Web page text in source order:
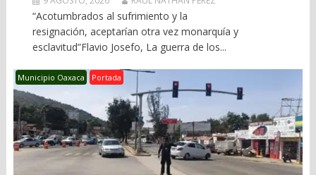
“Acotumbrados al sufrimiento y la
resignación, aceptarían otra vez monarquía y
esclavitud”Flavio Josefo, La guerra de los...
Municipio Oaxaca Portada